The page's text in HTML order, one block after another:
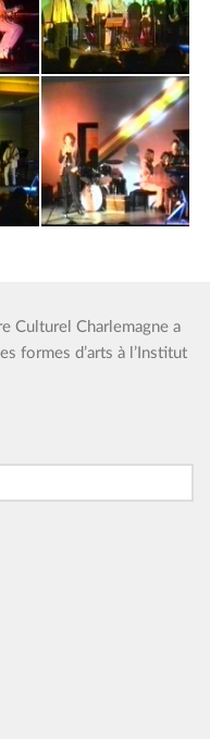
Culturel Charlemagne a
formes d’arts à l’Institut